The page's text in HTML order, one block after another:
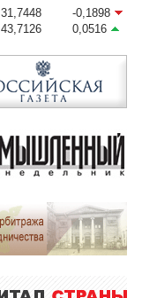
31,7448
-0,1898
43,7126 0,0516